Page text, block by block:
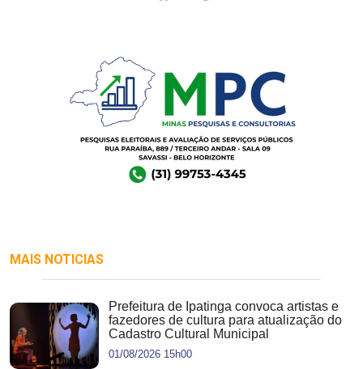
MAIS NOTICIAS
Prefeitura de Ipatinga convoca artistas e
fazedores de cultura para atualização do
Cadastro Cultural Municipal
01/08/2026 15h00